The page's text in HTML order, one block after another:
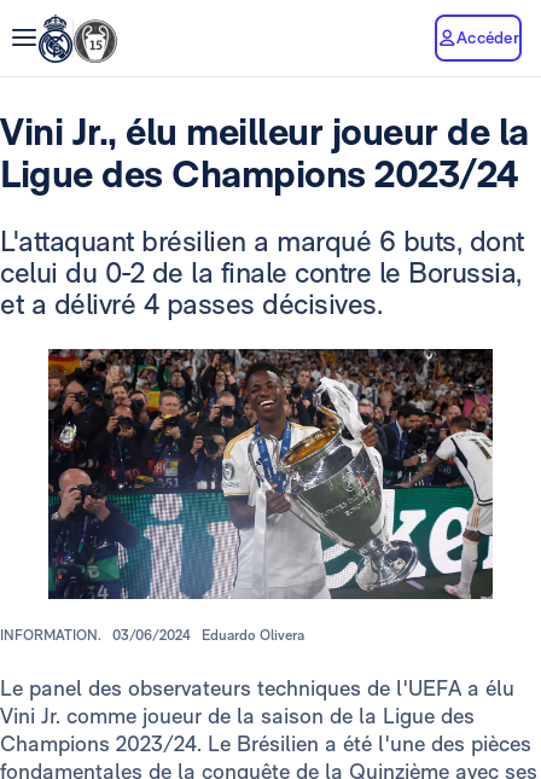
Accéder
Vini Jr., élu meilleur joueur de la
Ligue des Champions 2023/24
L'attaquant brésilien a marqué 6 buts, dont
celui du 0-2 de la finale contre le Borussia,
et a délivré 4 passes décisives.
INFORMATION. 03/06/2024 Eduardo Olivera
Le panel des observateurs techniques de l'UEFA a élu
Vini Jr. comme joueur de la saison de la Ligue des
Champions 2023/24. Le Brésilien a été l'une des pièces
fondamentales de la conquête de la Quinzième avec ses